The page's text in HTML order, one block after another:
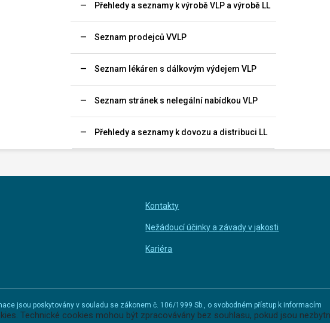
Přehledy a seznamy k výrobě VLP a výrobě LL
Seznam prodejců VVLP
Seznam lékáren s dálkovým výdejem VLP
Seznam stránek s nelegální nabídkou VLP
Přehledy a seznamy k dovozu a distribuci LL
Kontakty
Nežádoucí účinky a závady v jakosti
Kariéra
jsou poskytovány v souladu se zákonem č. 106/1999 Sb., o svobodném přístup k informacím
Technické cookies mohou být zpracovávány bez souhlasu, pokud jsou